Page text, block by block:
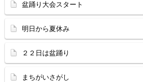
盆踊り大会スタート
明日から夏休み
２２日は盆踊り
まちがいさがし